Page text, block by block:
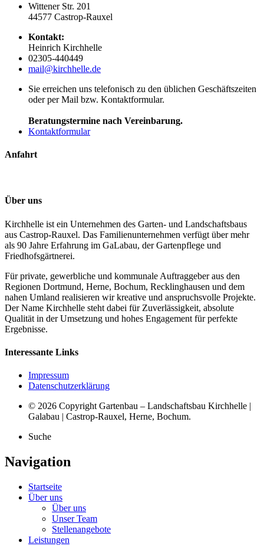
Wittener Str. 201
44577 Castrop-Rauxel
Kontakt:
Heinrich Kirchhelle
02305-440449
mail@kirchhelle.de
Sie erreichen uns telefonisch zu den üblichen Geschäftszeiten
oder per Mail bzw. Kontaktformular.
Beratungstermine nach Vereinbarung.
Kontaktformular
Anfahrt
Über uns
Kirchhelle ist ein Unternehmen des Garten- und Landschaftsbaus
aus Castrop-Rauxel. Das Familienunternehmen verfügt über mehr
als 90 Jahre Erfahrung im GaLabau, der Gartenpflege und
Friedhofsgärtnerei.
Für private, gewerbliche und kommunale Auftraggeber aus den
Regionen Dortmund, Herne, Bochum, Recklinghausen und dem
nahen Umland realisieren wir kreative und anspruchsvolle Projekte.
Der Name Kirchhelle steht dabei für Zuverlässigkeit, absolute
Qualität in der Umsetzung und hohes Engagement für perfekte
Ergebnisse.
Interessante Links
Impressum
Datenschutzerklärung
© 2026 Copyright Gartenbau – Landschaftsbau Kirchhelle |
Galabau | Castrop-Rauxel, Herne, Bochum.
Suche
Navigation
Startseite
Über uns
Über uns
Unser Team
Stellenangebote
Leistungen